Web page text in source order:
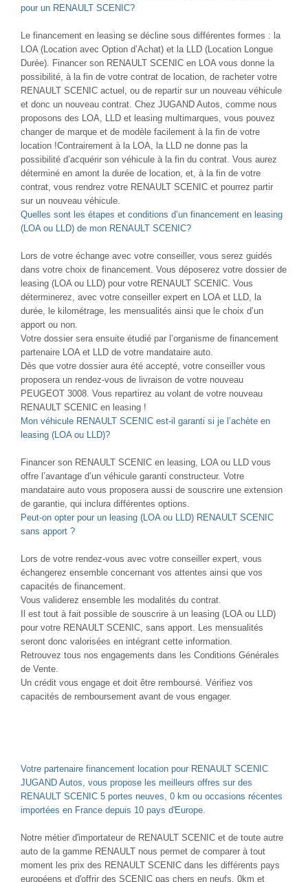
pour un RENAULT SCENIC?
Le financement en leasing se décline sous différentes formes : la
LOA (Location avec Option d’Achat) et la LLD (Location Longue
Durée). Financer son RENAULT SCENIC en LOA vous donne la
possibilité, à la fin de votre contrat de location, de racheter votre
RENAULT SCENIC actuel, ou de repartir sur un nouveau véhicule
et donc un nouveau contrat. Chez JUGAND Autos, comme nous
proposons des LOA, LLD et leasing multimarques, vous pouvez
changer de marque et de modèle facilement à la fin de votre
location !Contrairement à la LOA, la LLD ne donne pas la
possibilité d’acquérir son véhicule à la fin du contrat. Vous aurez
déterminé en amont la durée de location, et, à la fin de votre
contrat, vous rendrez votre RENAULT SCENIC et pourrez partir
sur un nouveau véhicule.
Quelles sont les étapes et conditions d’un financement en leasing
(LOA ou LLD) de mon RENAULT SCENIC?
Lors de votre échange avec votre conseiller, vous serez guidés
dans votre choix de financement. Vous déposerez votre dossier de
leasing (LOA ou LLD) pour votre RENAULT SCENIC. Vous
déterminerez, avec votre conseiller expert en LOA et LLD, la
durée, le kilométrage, les mensualités ainsi que le choix d’un
apport ou non.
Votre dossier sera ensuite étudié par l’organisme de financement
partenaire LOA et LLD de votre mandataire auto.
Dès que votre dossier aura été accepté, votre conseiller vous
proposera un rendez-vous de livraison de votre nouveau
PEUGEOT 3008. Vous repartirez au volant de votre nouveau
RENAULT SCENIC en leasing !
Mon véhicule RENAULT SCENIC est-il garanti si je l’achète en
leasing (LOA ou LLD)?
Financer son RENAULT SCENIC en leasing, LOA ou LLD vous
offre l’avantage d’un véhicule garanti constructeur. Votre
mandataire auto vous proposera aussi de souscrire une extension
de garantie, qui inclura différentes options.
Peut-on opter pour un leasing (LOA ou LLD) RENAULT SCENIC
sans apport ?
Lors de votre rendez-vous avec votre conseiller expert, vous
échangerez ensemble concernant vos attentes ainsi que vos
capacités de financement.
Vous validerez ensemble les modalités du contrat.
Il est tout à fait possible de souscrire à un leasing (LOA ou LLD)
pour votre RENAULT SCENIC, sans apport. Les mensualités
seront donc valorisées en intégrant cette information.
Retrouvez tous nos engagements dans les Conditions Générales
de Vente.
Un crédit vous engage et doit être remboursé. Vérifiez vos
capacités de remboursement avant de vous engager.
Votre partenaire financement location pour RENAULT SCENIC
JUGAND Autos, vous propose les meilleurs offres sur des
RENAULT SCENIC 5 portes neuves, 0 km ou occasions récentes
importées en France depuis 10 pays d'Europe.
Notre métier d'importateur de RENAULT SCENIC et de toute autre
auto de la gamme RENAULT nous permet de comparer à tout
moment les prix des RENAULT SCENIC dans les différents pays
européens et d'offrir des SCENIC pas chers en neufs, 0km et